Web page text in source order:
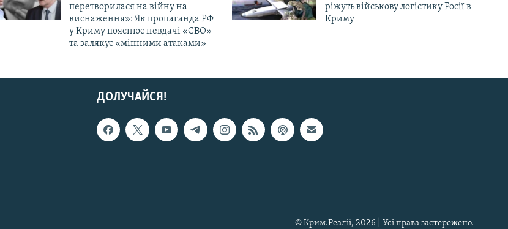
перетворилася на війну на
виснаження»: Як пропаганда РФ
у Криму пояснює невдачі «СВО»
та залякує «мінними атаками»
ріжуть військову логістику Росії в
Криму
ДОЛУЧАЙСЯ!
© Крим.Реалії, 2026 | Усі права застережено.